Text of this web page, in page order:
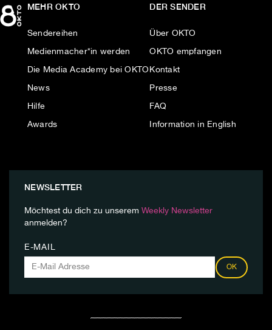
MEHR OKTO
Sendereihen
Medienmacher*in werden
Die Media Academy bei OKTO
News
Hilfe
Awards
DER SENDER
Über OKTO
OKTO empfangen
Kontakt
Presse
FAQ
Information in English
NEWSLETTER
Möchtest du dich zu unserem Weekly Newsletter
anmelden?
E-MAIL
OK